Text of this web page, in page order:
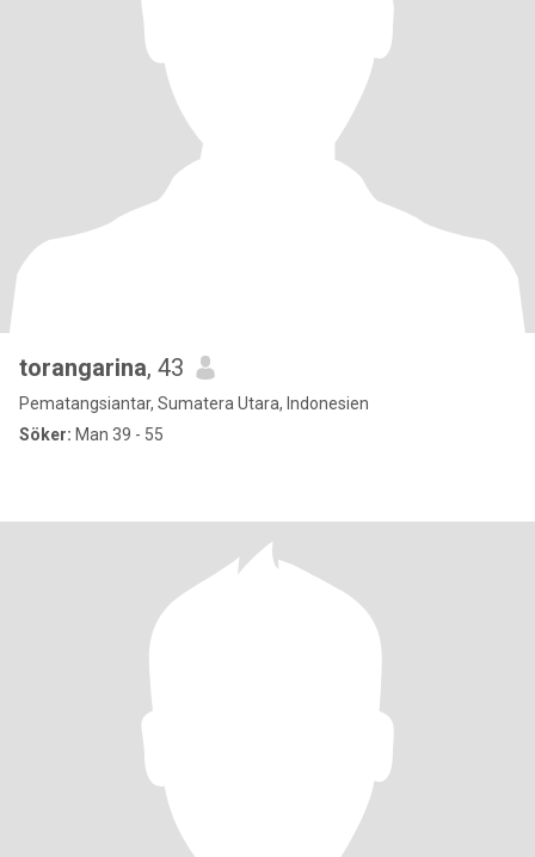
torangarina, 43
Pematangsiantar, Sumatera Utara, Indonesien
Söker: Man 39 - 55